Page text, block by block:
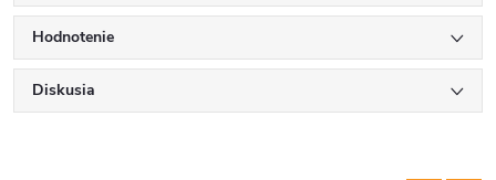
Hodnotenie
Diskusia